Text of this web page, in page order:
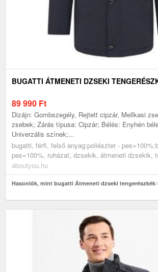
BUGATTI ÁTMENETI DZSEKI
89 990 Ft
Dizájn: Gombszegély, Rejtett cipzár, Mellkasi
zsebek; Zárás típusa: Cipzár; Bélés: Enyhén
Univerzális színek;...
bugatti, férfi, felső anyag:poliészter -
pes=100%, ruházat, dzsekik, átmeneti dzsekik,
aboutyou.hu
Hasonlók, mint bugatti Átmeneti dzseki tengerészkék